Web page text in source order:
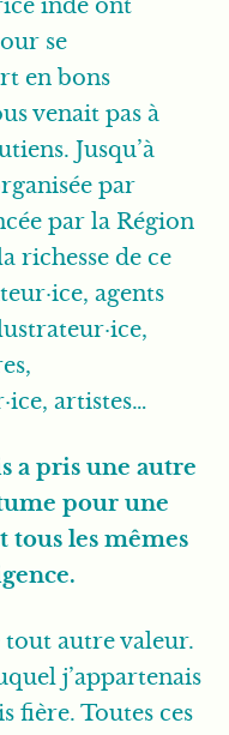
indé ont
se
en bons
venait pas à
Jusqu’à
par
par la Région
richesse de ce
agents
artistes…
a pris une autre
pour une
tous les mêmes
tout autre valeur.
j’appartenais
fière. Toutes ces